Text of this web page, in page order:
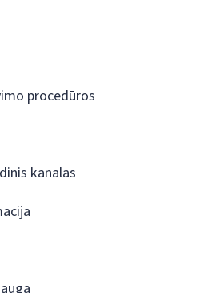
procedūros
kanalas